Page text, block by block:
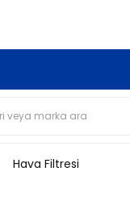
Hava Filtresi